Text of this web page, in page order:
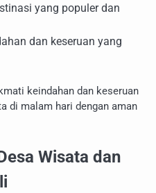
yang populer dan
dan keseruan yang
keindahan dan keseruan
di malam hari dengan aman
Wisata dan